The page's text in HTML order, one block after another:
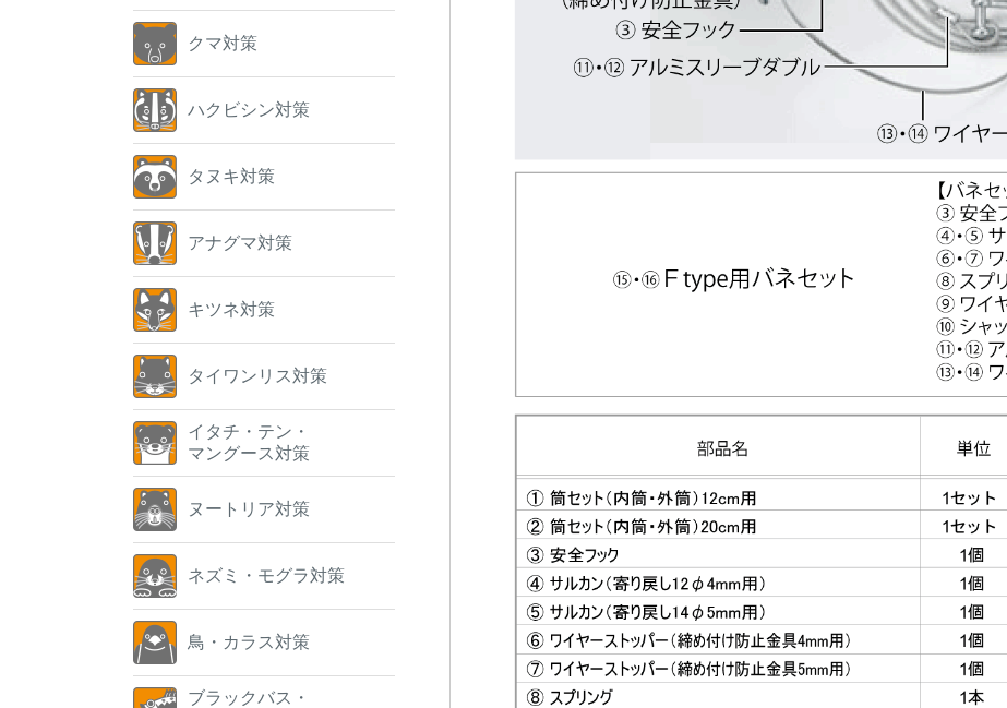
クマ対策
ハクビシン対策
タヌキ対策
アナグマ対策
キツネ対策
タイワンリス対策
イタチ・テン・
マングース対策
ヌートリア対策
ネズミ・モグラ対策
鳥・カラス対策
ブラックバス・